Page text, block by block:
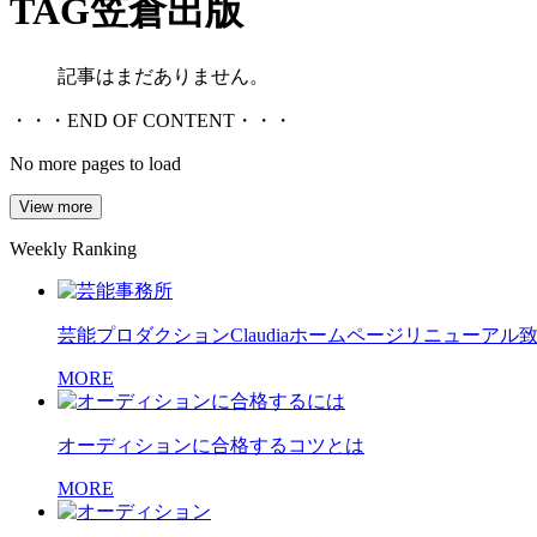
TAG笠倉出版
記事はまだありません。
・・・END OF CONTENT・・・
No more pages to load
View more
Weekly Ranking
芸能プロダクションClaudiaホームページリニューアル致
MORE
オーディションに合格するコツとは
MORE